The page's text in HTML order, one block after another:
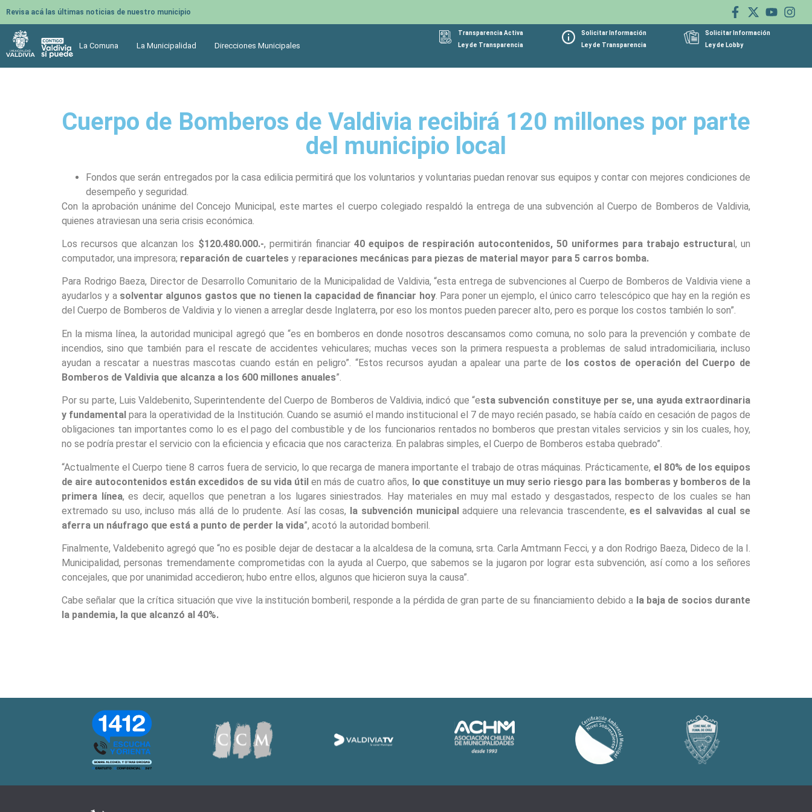
Revisa acá las últimas noticias de nuestro municipio
La Comuna La Municipalidad Direcciones Municipales
Transparencia Activa
Ley de Transparencia
Solicitar Información
Ley de Transparencia
Solicitar Información
Ley de Lobby
Cuerpo de Bomberos de Valdivia recibirá 120 millones por parte
del municipio local
Fondos que serán entregados por la casa edilicia permitirá que los voluntarios y voluntarias puedan renovar sus equipos y contar con mejores condiciones de
desempeño y seguridad.
Con la aprobación unánime del Concejo Municipal, este martes el cuerpo colegiado respaldó la entrega de una subvención al Cuerpo de Bomberos de Valdivia,
quienes atraviesan una seria crisis económica.
Los recursos que alcanzan los $120.480.000.-, permitirán financiar 40 equipos de respiración autocontenidos, 50 uniformes para trabajo estructural, un
computador, una impresora; reparación de cuarteles y reparaciones mecánicas para piezas de material mayor para 5 carros bomba.
Para Rodrigo Baeza, Director de Desarrollo Comunitario de la Municipalidad de Valdivia, “esta entrega de subvenciones al Cuerpo de Bomberos de Valdivia viene a
ayudarlos y a solventar algunos gastos que no tienen la capacidad de financiar hoy. Para poner un ejemplo, el único carro telescópico que hay en la región es
del Cuerpo de Bomberos de Valdivia y lo vienen a arreglar desde Inglaterra, por eso los montos pueden parecer alto, pero es porque los costos también lo son”.
En la misma línea, la autoridad municipal agregó que “es en bomberos en donde nosotros descansamos como comuna, no solo para la prevención y combate de
incendios, sino que también para el rescate de accidentes vehiculares; muchas veces son la primera respuesta a problemas de salud intradomiciliaria, incluso
ayudan a rescatar a nuestras mascotas cuando están en peligro”. “Estos recursos ayudan a apalear una parte de los costos de operación del Cuerpo de
Bomberos de Valdivia que alcanza a los 600 millones anuales”.
Por su parte, Luis Valdebenito, Superintendente del Cuerpo de Bomberos de Valdivia, indicó que “esta subvención constituye per se, una ayuda extraordinaria
y fundamentalpara la operatividad de la Institución. Cuando se asumió el mando institucional el 7 de mayo recién pasado, se había caído en cesación de pagos de
obligaciones tan importantes como lo es el pago del combustible y de los funcionarios rentados no bomberos que prestan vitales servicios y sin los cuales, hoy,
no se podría prestar el servicio con la eficiencia y eficacia que nos caracteriza. En palabras simples, el Cuerpo de Bomberos estaba quebrado”.
“Actualmente el Cuerpo tiene 8 carros fuera de servicio, lo que recarga de manera importante el trabajo de otras máquinas. Prácticamente, el 80% de los equipos
de aire autocontenidos están excedidos de su vida útilen más de cuatro años, lo que constituye un muy serio riesgo para las bomberas y bomberos de la
primera línea, es decir, aquellos que penetran a los lugares siniestrados. Hay materiales en muy mal estado y desgastados, respecto de los cuales se han
extremado su uso, incluso más allá de lo prudente. Así las cosas, la subvención municipaladquiere una relevancia trascendente,es el salvavidas al cual se
aferra un náufrago que está a punto de perder la vida”, acotó la autoridad bomberil.
Finalmente, Valdebenito agregó que “no es posible dejar de destacar a la alcaldesa de la comuna, srta. Carla Amtmann Fecci, y a don Rodrigo Baeza, Dideco de la I.
Municipalidad, personas tremendamente comprometidas con la ayuda al Cuerpo, que sabemos se la jugaron por lograr esta subvención, así como a los señores
concejales, que por unanimidad accedieron; hubo entre ellos, algunos que hicieron suya la causa”.
Cabe señalar que la crítica situación que vive la institución bomberil, responde a la pérdida de gran parte de su financiamiento debido a la baja de socios durante
la pandemia, la que alcanzó al 40%.